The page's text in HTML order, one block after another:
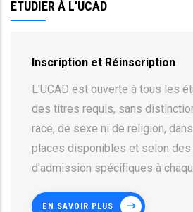
ETUDIER À L'UCAD
Inscription et Réinscription
L'UCAD est ouverte à tous les
des titres requis, sans
race, de sexe ni de religion,
places disponibles et selon des
d'admission spécifiques à
EN SAVOIR PLUS